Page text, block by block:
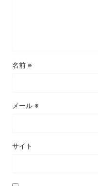
名前 ※
メール ※
サイト